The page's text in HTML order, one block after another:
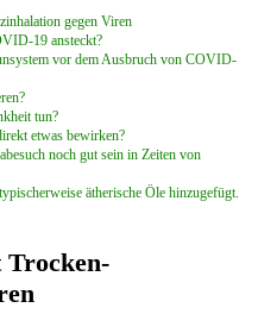
gegen Viren
19 ansteckt?
vor dem Ausbruch von COVID-
tun?
etwas bewirken?
noch gut sein in Zeiten von
ätherische Öle hinzugefügt.
Trocken-